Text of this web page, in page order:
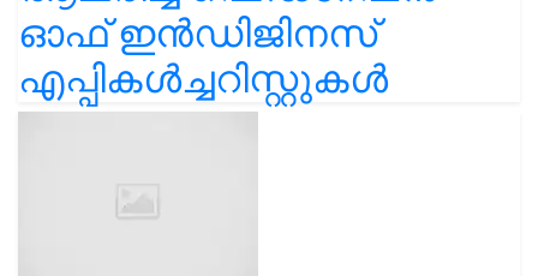
ഓഫ് ഇൻഡിജിനസ്
എപ്പികൾച്ചറിസ്റ്റുകൾ